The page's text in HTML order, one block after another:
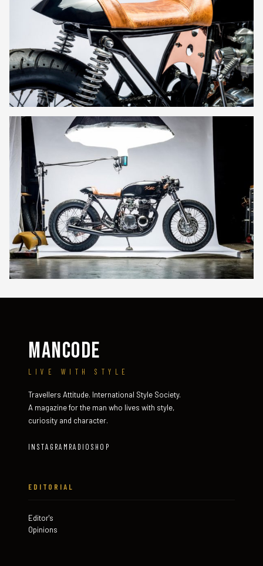
MANCODE
LIVE WITH STYLE
Travellers Attitude. International Style Society.
A magazine for the man who lives with style,
curiosity and character.
INSTAGRAM RADIO SHOP
EDITORIAL
Editor's
Opinions